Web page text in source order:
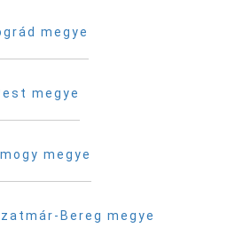
megye
megye
megye
Bereg megye